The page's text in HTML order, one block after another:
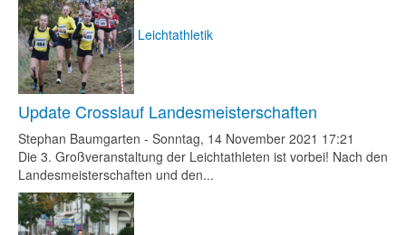
Leichtathletik
Update Crosslauf Landesmeisterschaften
Stephan Baumgarten - Sonntag, 14 November 2021 17:21
Die 3. Großveranstaltung der Leichtathleten ist vorbei! Nach den
Landesmeisterschaften und den...